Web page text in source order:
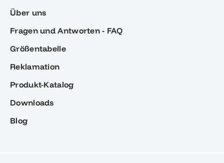
Über uns
Fragen und Antworten - FAQ
Größentabelle
Reklamation
Produkt-Katalog
Downloads
Blog